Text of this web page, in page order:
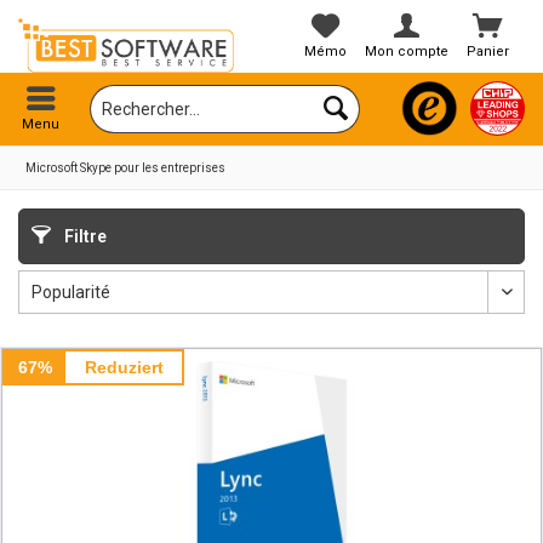
Panier
Mémo Mon compte
Menu
Microsoft Skype pour les entreprises
Filtre
67% Reduziert